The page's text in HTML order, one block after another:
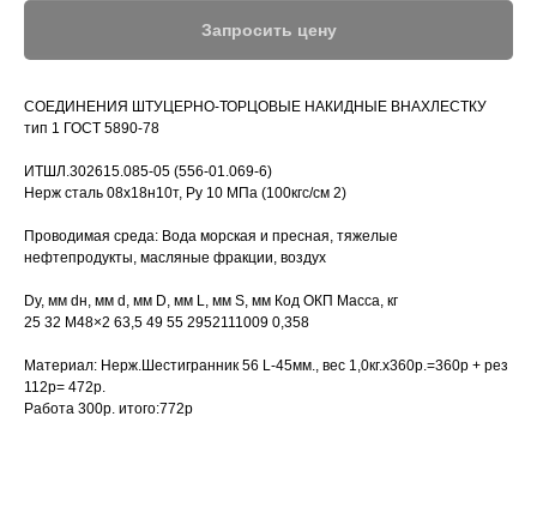
Запросить цену
СОЕДИНЕНИЯ ШТУЦЕРНО-ТОРЦОВЫЕ НАКИДНЫЕ ВНАХЛЕСТКУ
тип 1 ГОСТ 5890-78
ИТШЛ.302615.085-05 (556-01.069-6)
Нерж сталь 08х18н10т, Ру 10 МПа (100кгс/см 2)
Проводимая среда: Вода морская и пресная, тяжелые
нефтепродукты, масляные фракции, воздух
Dу, мм dн, мм d, мм D, мм L, мм S, мм Код ОКП Масса, кг
25 32 M48×2 63,5 49 55 2952111009 0,358
Материал: Нерж.Шестигранник 56 L-45мм., вес 1,0кг.х360р.=360р + рез
112р= 472р.
Работа 300р. итого:772р